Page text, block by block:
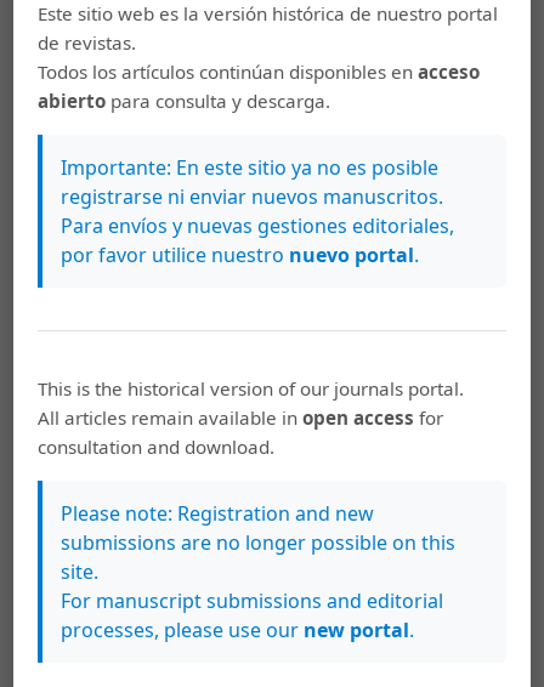
Cómo citar
Espinoza González, J., Lupíañez Gómez, J. L., & Segovia Alex, I.
(2019). Diseño de un instrumento de invención de problemas
para caracterizar el talento matemático.
Revista De Ciencia Y
Tecnología
(2). Recuperado a partir de
colegio público normal. Para el diseño del instrumento
procesos de invención de problemas, la clasificación y
las características del talento matemático asociadas
con este tipo de actividades. Los resultados del estudio
permitieron realizar ajustes al instrumento, en relación
con el tipo de tarea propuesta, las indicaciones, el
igual forma permitió identificar trece características del
una de ellas tres niveles de dominio que permitirán
caracterizar el talento matemático.
Este sitio web es la versión histórica de nuestro portal
de revistas.
Todos los artículos continúan disponibles enacceso
abierto para consulta y descarga.
Importante: En este sitio ya no es posible
registrarse ni enviar nuevos manuscritos.
Para envíos y nuevas gestiones editoriales,
por favor utilice nuestro nuevo portal.
This is the historical version of our journals portal.
All articles remain available inopen access for
consultation and download.
Please note: Registration and new
submissions are no longer possible on this
site.
For manuscript submissions and editorial
processes, please use our new portal.